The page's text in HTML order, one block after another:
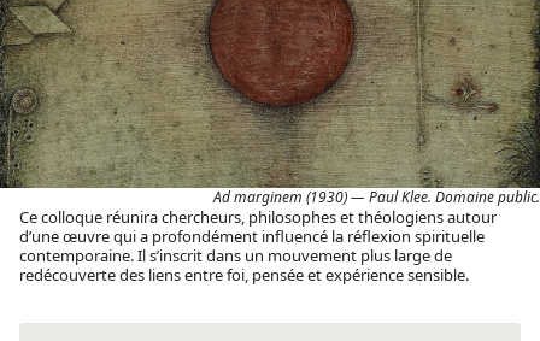
Ad marginem (1930) — Paul Klee. Domaine public.
Ce colloque réunira chercheurs, philosophes et théologiens autour
d’une œuvre qui a profondément influencé la réflexion spirituelle
contemporaine. Il s’inscrit dans un mouvement plus large de
redécouverte des liens entre foi, pensée et expérience sensible.